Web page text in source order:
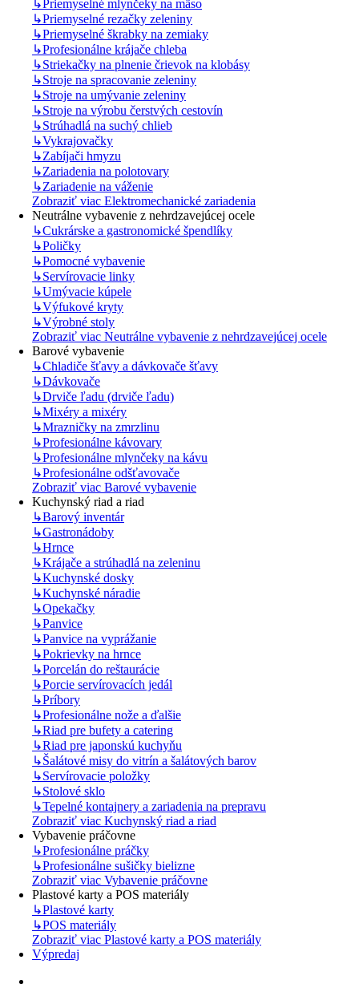
↳ Priemyselné mlynčeky na mäso
↳Priemyselné rezačky zeleniny
↳Priemyselné škrabky na zemiaky
↳Profesionálne krájače chleba
↳Striekačky na plnenie črievok na klobásy
↳Stroje na spracovanie zeleniny
↳Stroje na umývanie zeleniny
↳Stroje na výrobu čerstvých cestovín
↳Strúhadlá na suchý chlieb
↳Vykrajovačky
↳Zabíjači hmyzu
↳Zariadenia na polotovary
↳Zariadenie na váženie
Zobraziť viac Elektromechanické zariadenia
Neutrálne vybavenie z nehrdzavejúcej ocele
↳Cukrárske a gastronomické špendlíky
↳Poličky
↳Pomocné vybavenie
↳Servírovacie linky
↳Umývacie kúpele
↳Výfukové kryty
↳Výrobné stoly
Zobraziť viac Neutrálne vybavenie z nehrdzavejúcej ocele
Barové vybavenie
↳Chladiče šťavy a dávkovače šťavy
↳Dávkovače
↳Drviče ľadu (drviče ľadu)
↳Mixéry a mixéry
↳Mrazničky na zmrzlinu
↳Profesionálne kávovary
↳Profesionálne mlynčeky na kávu
↳Profesionálne odšťavovače
Zobraziť viac Barové vybavenie
Kuchynský riad a riad
↳Barový inventár
↳Gastronádoby
↳Hrnce
↳Krájače a strúhadlá na zeleninu
↳Kuchynské dosky
↳Kuchynské náradie
↳Opekačky
↳Panvice
↳Panvice na vyprážanie
↳Pokrievky na hrnce
↳Porcelán do reštaurácie
↳Porcie servírovacích jedál
↳Príbory
↳Profesionálne nože a ďalšie
↳Riad pre bufety a catering
↳Riad pre japonskú kuchyňu
↳Šalátové misy do vitrín a šalátových barov
↳Servírovacie položky
↳Stolové sklo
↳Tepelné kontajnery a zariadenia na prepravu
Zobraziť viac Kuchynský riad a riad
Vybavenie práčovne
↳Profesionálne práčky
↳Profesionálne sušičky bielizne
Zobraziť viac Vybavenie práčovne
Plastové karty a POS materiály
↳Plastové karty
↳POS materiály
Zobraziť viac Plastové karty a POS materiály
Výpredaj